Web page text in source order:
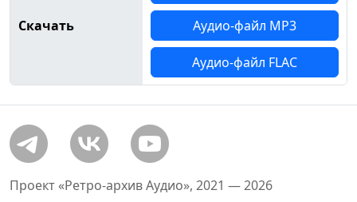
Скачать Аудио-файл MP3
Аудио-файл FLAC
Проект «Ретро-архив Аудио», 2021 — 2026